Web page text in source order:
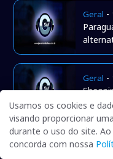
Geral -
Geral -
Polícia
Usamos os cookies e
visando proporcionar
durante o uso do site.
concorda com nossa